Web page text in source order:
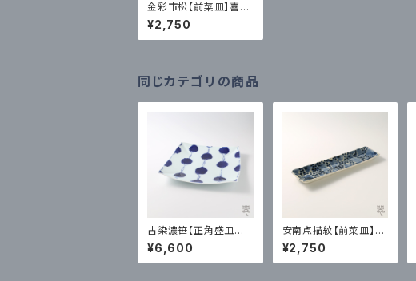
金彩市松【前菜皿】喜鶴
製陶｜有田
¥2,750
同じカテゴリの商品
古染濃笹【正角盛皿／
大】光春窯｜波佐見
¥6,600
安南点描紋【前菜皿】喜
鶴製陶｜有田
¥2,750